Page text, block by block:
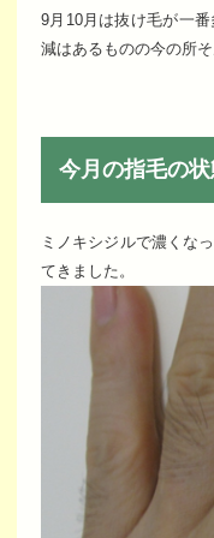
9月10月は抜け毛が一
減はあるものの今の所
今月の指毛の
ミノキシジルで濃くな
てきました。